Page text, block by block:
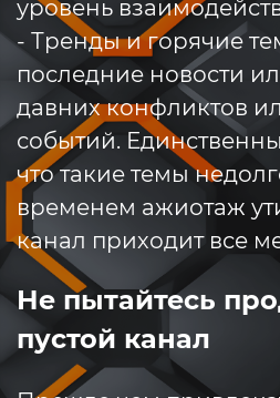
уровень
- Тренды и горячие
последние новости
давних конфликтов
событий.
что такие темы
временем ажиотаж
канал приходит все
Не пытайтесь
пустой канал